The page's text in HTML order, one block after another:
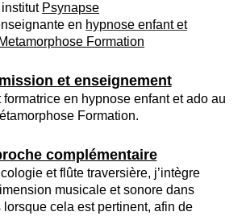
institut Psynapse
en hypnose enfant et
Metamorphose Formation
et enseignement
en hypnose enfant et ado au
Formation.
complémentaire
et flûte traversière, j’intègre
musicale et sonore dans
cela est pertinent, afin de